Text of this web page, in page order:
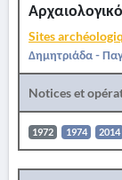
Sites
Δημητριάδα -
Notices et
1972 1974 2014